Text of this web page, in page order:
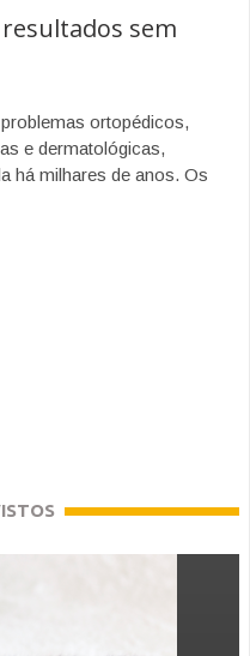
sem
ortopédicos,
e dermatológicas,
há milhares de anos. Os